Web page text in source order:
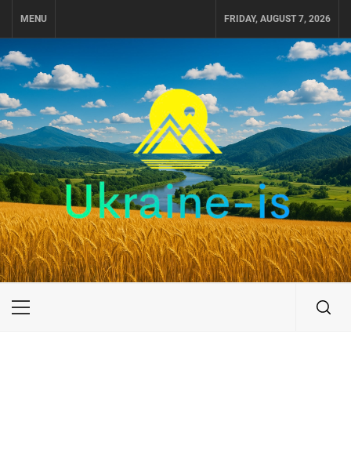
MENU FRIDAY, AUGUST 7, 2026
UKRAINE-IS
ПУТЕШЕСТВИЕ ПО УКРАИНЕ
Primary